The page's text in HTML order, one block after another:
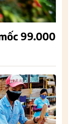
99.000